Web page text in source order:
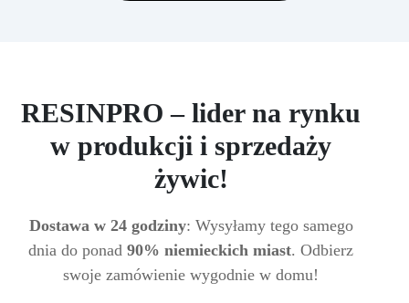
RESINPRO – lider na rynku
w produkcji i sprzedaży
żywic!
Dostawa w 24 godziny: Wysyłamy tego samego
dnia do ponad 90% niemieckich miast. Odbierz
swoje zamówienie wygodnie w domu!